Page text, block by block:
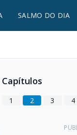
SALMO DO DIA
Capítulos
1 2 3 4